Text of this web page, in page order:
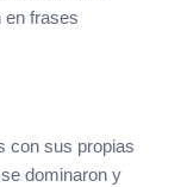
en frases
con sus propias
dominaron y